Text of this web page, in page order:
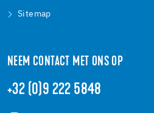
Sitemap
NEEM CONTACT MET ONS OP
+32 (0)9 222 5848